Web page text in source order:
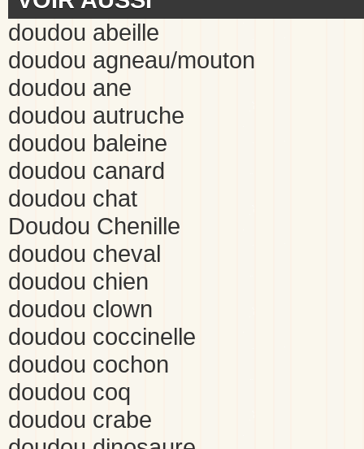
doudou abeille
doudou agneau/mouton
doudou ane
doudou autruche
doudou baleine
doudou canard
doudou chat
Doudou Chenille
doudou cheval
doudou chien
doudou clown
doudou coccinelle
doudou cochon
doudou coq
doudou crabe